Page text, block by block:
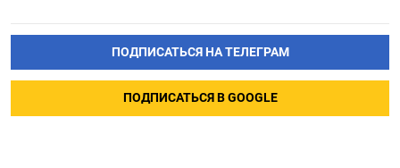
ПОДПИСАТЬСЯ НА ТЕЛЕГРАМ
ПОДПИСАТЬСЯ В GOOGLE